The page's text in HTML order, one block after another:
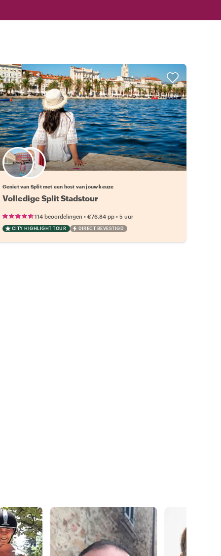
Kies jouw favoriete local
Geniet van Split met een host van jouw keuze
Volledige Split Stadstour
114 beoordelingen • €76.84 pp• 5 uur
CITY HIGHLIGHT TOUR DIRECT BEVESTIGD